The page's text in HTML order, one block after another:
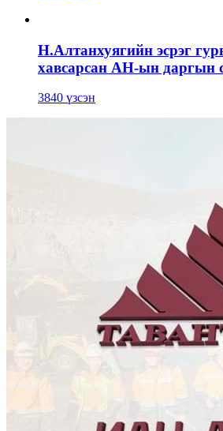
Н.Алтанхуягийн эсрэг
хавсарсан АН-ын даргын
3840 үзсэн